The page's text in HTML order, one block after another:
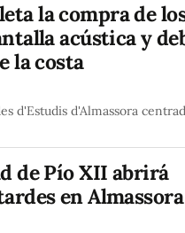
la compra de
acústica y
la costa
d'Estudis d'Almassora
de Pío XII abrirá
en Almassora